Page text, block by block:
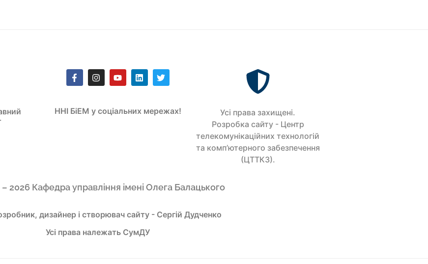
ННІ БіЕМ у соціальних мережах!
Усi права захищенi.
Розробка сайту - Центр
телекомунікаційних технологій
та комп’ютерного забезпечення
(ЦТТКЗ).
2026 Кафедра управління імені Олега Балацького
дизайнер і створювач сайту - Сергій Дудченко
Усі права належать СумДУ